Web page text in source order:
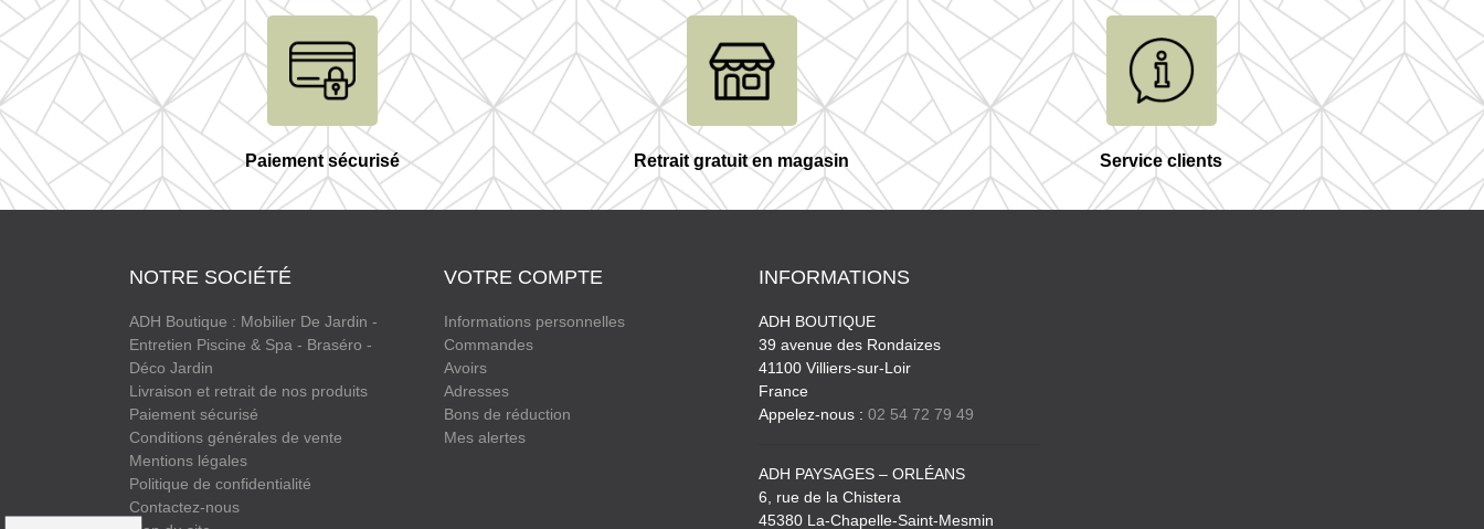
Paiement sécurisé Retrait gratuit en magasin Service clients
NOTRE SOCIÉTÉ
ADH Boutique : Mobilier De Jardin -
Entretien Piscine & Spa - Braséro -
Déco Jardin
Livraison et retrait de nos produits
Paiement sécurisé
Conditions générales de vente
Mentions légales
Politique de confidentialité
Contactez-nous
VOTRE COMPTE
Informations personnelles
Commandes
Avoirs
Adresses
Bons de réduction
Mes alertes
INFORMATIONS
ADH BOUTIQUE
39 avenue des Rondaizes
41100 Villiers-sur-Loir
France
Appelez-nous : 02 54 72 79 49
ADH PAYSAGES – ORLÉANS
6, rue de la Chistera
45380 La-Chapelle-Saint-Mesmin